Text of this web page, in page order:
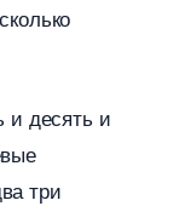
и десять и
три